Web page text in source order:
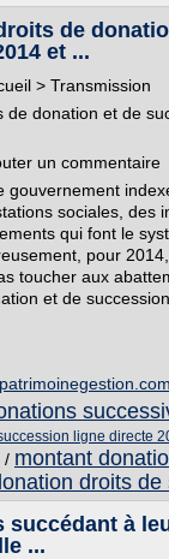
de
et ...
> Transmission
de donation et de
un commentaire
gouvernement
sociales, des
qui font le
pour
toucher aux
et de
ligne directe
/ montant
droits de
succédant à
...